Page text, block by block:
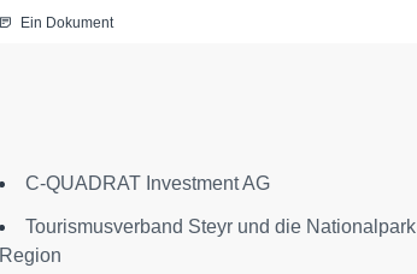
Ein Dokument
C-QUADRAT Investment AG
Tourismusverband Steyr und die Nationalpark
Region